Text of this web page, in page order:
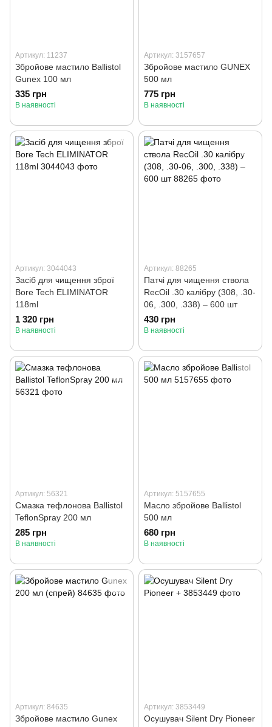
Артикул: 11237
Збройове мастило Ballistol
Gunex 100 мл
335 грн
В наявності
Артикул: 3157657
Збройове мастило GUNEX
500 мл
775 грн
В наявності
Артикул: 3044043
Засіб для чищення зброї
Bore Tech ELIMINATOR
118ml
1 320 грн
В наявності
Артикул: 88265
Патчі для чищення ствола
RecOil .30 калібру (308, .30-
06, .300, .338) – 600 шт
430 грн
В наявності
Артикул: 56321
Смазка тефлонова Ballistol
TeflonSpray 200 мл
285 грн
В наявності
Артикул: 5157655
Масло збройове Ballistol
500 мл
680 грн
В наявності
Артикул: 84635
Збройове мастило Gunex
Артикул: 3853449
Осушувач Silent Dry Pioneer